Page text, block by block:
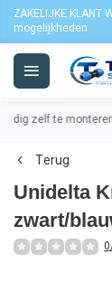
ZAKELIJKE KLANT
mogelijkheden
zelf te
Terug
Unidelta
zwart/